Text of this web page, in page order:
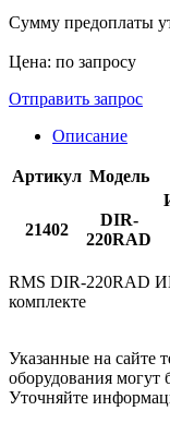
Сумму предоплаты
Цена: по запросу
Отправить запрос
Описание
Артикул Модель
21402
DIR-
220RAD
RMS DIR-220RAD
комплекте
Указанные на сайте
оборудования могут
Уточняйте